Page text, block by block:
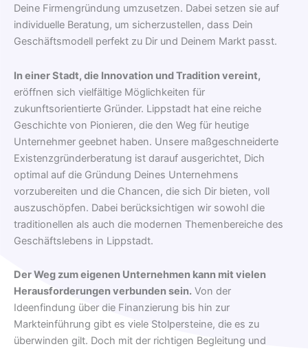
Deine Firmengründung umzusetzen. Dabei setzen sie auf
individuelle Beratung, um sicherzustellen, dass Dein
Geschäftsmodell perfekt zu Dir und Deinem Markt passt.
In einer Stadt, die Innovation und Tradition vereint,
eröffnen sich vielfältige Möglichkeiten für
zukunftsorientierte Gründer. Lippstadt hat eine reiche
Geschichte von Pionieren, die den Weg für heutige
Unternehmer geebnet haben. Unsere maßgeschneiderte
Existenzgründerberatung ist darauf ausgerichtet, Dich
optimal auf die Gründung Deines Unternehmens
vorzubereiten und die Chancen, die sich Dir bieten, voll
auszuschöpfen. Dabei berücksichtigen wir sowohl die
traditionellen als auch die modernen Themenbereiche des
Geschäftslebens in Lippstadt.
Der Weg zum eigenen Unternehmen kann mit vielen
Herausforderungen verbunden sein. Von der
Ideenfindung über die Finanzierung bis hin zur
Markteinführung gibt es viele Stolpersteine, die es zu
überwinden gilt. Doch mit der richtigen Begleitung und